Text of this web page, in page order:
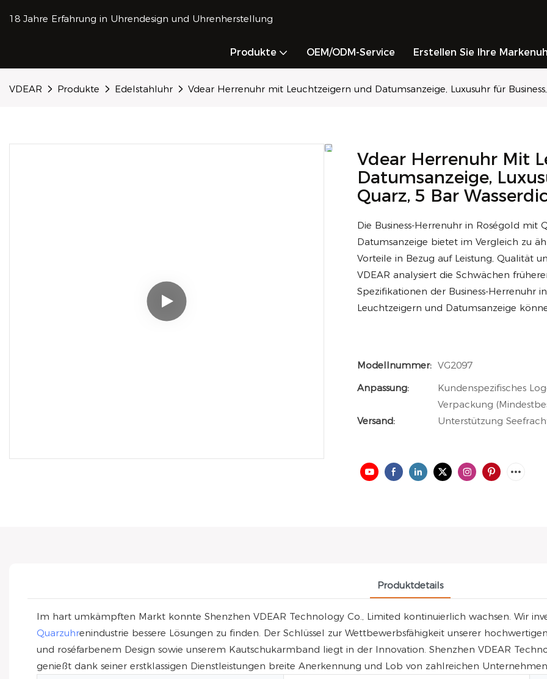
18 Jahre Erfahrung in Uhrendesign und Uhrenherstellung
Produkte OEM/ODM-Service Erstellen Sie Ihre
VDEAR Produkte Edelstahluhr Vdear Herrenuhr mit Leuchtzeigern und Datumsanzeige, Luxusuhr für
Vdear Herrenuhr Mit
Datumsanzeige,
Quarz, 5 Bar
Die Business-Herrenuhr in Roségold mit
Datumsanzeige bietet im Vergleich zu
Vorteile in Bezug auf Leistung, Qualität
VDEAR analysiert die Schwächen
Spezifikationen der Business-Herrenuhr
Leuchtzeigern und Datumsanzeige
Modellnummer: VG2097
Anpassung:
Kundenspezifisches
Verpackung
Versand:
Unterstützung
Produktdetails
Im hart umkämpften Markt konnte Shenzhen VDEAR Technology Co., Limited kontinuierlich wachsen. Wir
Quarzuhrenindustrie bessere Lösungen zu finden. Der Schlüssel zur Wettbewerbsfähigkeit unserer
und roséfarbenem Design sowie unserem Kautschukarmband liegt in der Innovation. Shenzhen VDEAR
genießt dank seiner erstklassigen Dienstleistungen breite Anerkennung und Lob von zahlreichen